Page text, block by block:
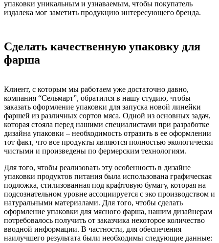
упаковки уникальным и узнаваемым, чтобы покупатель
издалека мог заметить продукцию интересующего бренда.
Сделать качественную упаковку для
фарша
Клиент, с которым мы работаем уже достаточно давно,
компания “Сельмарт”, обратился в нашу студию, чтобы
заказать оформление упаковки для запуска новой линейки
фаршей из различных сортов мяса. Одной из основных задач,
которая стояла перед нашими специалистами при разработке
дизайна упаковки – необходимость отразить в ее оформлении
тот факт, что все продукты являются полностью экологически
чистыми и произведены по фермерским технологиям.
Для того, чтобы реализовать эту особенность в дизайне
упаковки продуктов питания была использована графическая
подложка, стилизованная под крафтовую бумагу, которая на
подсознательном уровне ассоциируется с эко производством и
натуральными материалами. Для того, чтобы сделать
оформление упаковки для мясного фарша, нашим дизайнерам
потребовалось получить от заказчика некоторое количество
вводной информации. В частности, для обеспечения
наилучшего результата были необходимы следующие данные: